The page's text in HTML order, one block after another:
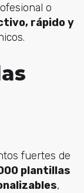
o
rápido y
fuertes de
plantillas
,